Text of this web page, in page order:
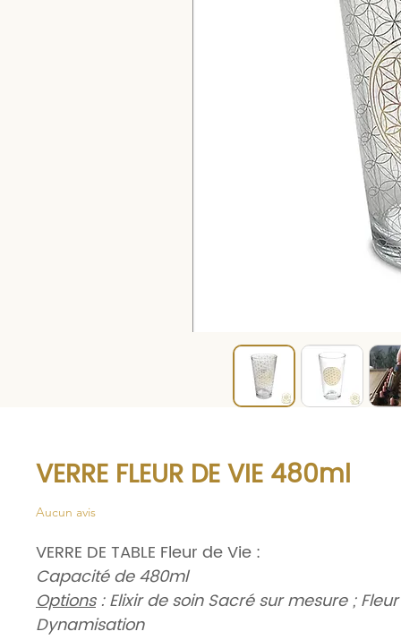
VERRE FLEUR DE VIE 480ml
Aucun avis
VERRE DE TABLE Fleur de Vie :
Capacité de 480ml
Options: Elixir de soin Sacré sur mesure ;
Dynamisation